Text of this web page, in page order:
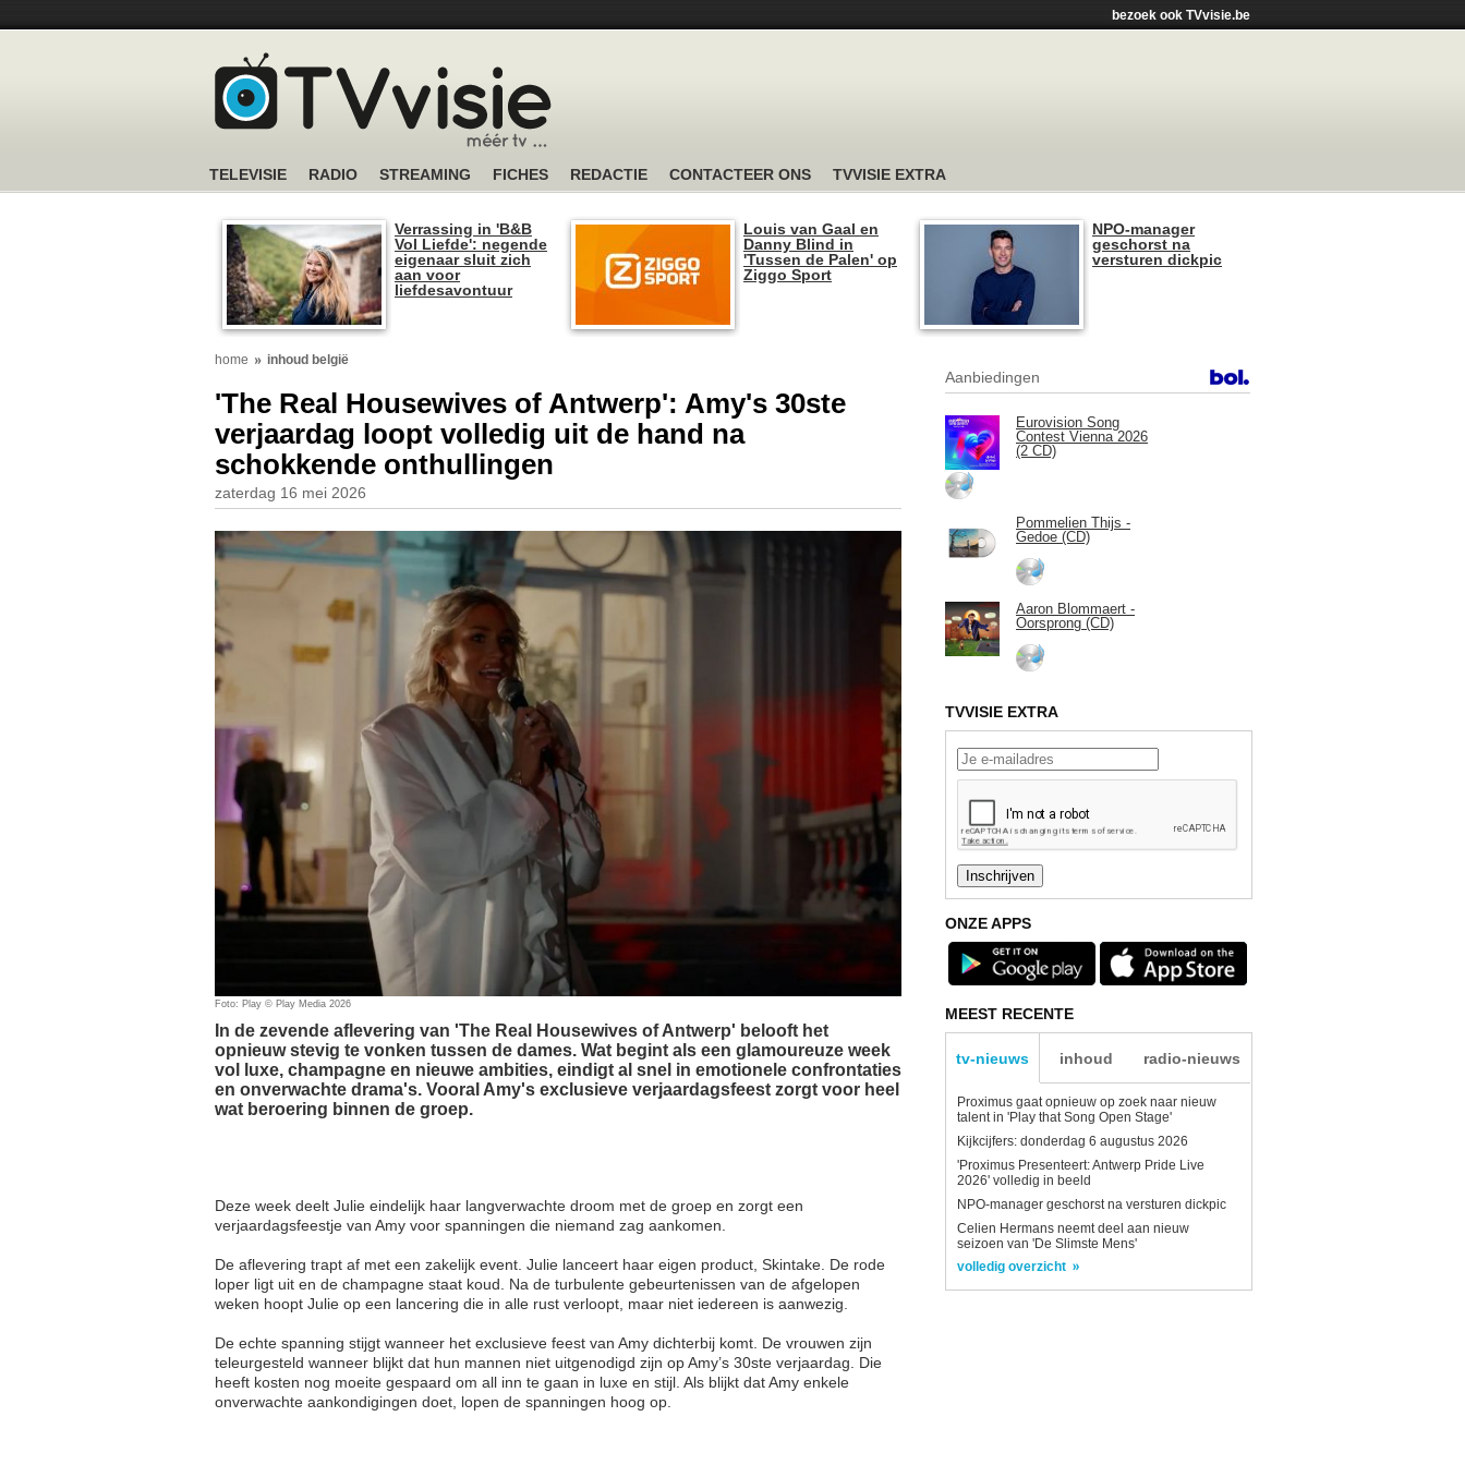
bezoek ook TVvisie.be
TELEVISIE RADIO STREAMING FICHES REDACTIE CONTACTEER ONS TVVISIE EXTRA
Verrassing in 'B&B
Vol Liefde': negende
eigenaar sluit zich
aan voor
liefdesavontuur
Louis van Gaal en
Danny Blind in
'Tussen de Palen' op
Ziggo Sport
NPO-manager
geschorst na
versturen dickpic
home inhoud belgië
'The Real Housewives of Antwerp': Amy's 30ste
verjaardag loopt volledig uit de hand na
schokkende onthullingen
zaterdag 16 mei 2026
Foto: Play © Play Media 2026
In de zevende aflevering van 'The Real Housewives of Antwerp' belooft het
opnieuw stevig te vonken tussen de dames. Wat begint als een glamoureuze week
vol luxe, champagne en nieuwe ambities, eindigt al snel in emotionele confrontaties
en onverwachte drama's. Vooral Amy's exclusieve verjaardagsfeest zorgt voor heel
wat beroering binnen de groep.
Deze week deelt Julie eindelijk haar langverwachte droom met de groep en zorgt een
verjaardagsfeestje van Amy voor spanningen die niemand zag aankomen.
De aflevering trapt af met een zakelijk event. Julie lanceert haar eigen product, Skintake. De rode
loper ligt uit en de champagne staat koud. Na de turbulente gebeurtenissen van de afgelopen
weken hoopt Julie op een lancering die in alle rust verloopt, maar niet iedereen is aanwezig.
De echte spanning stijgt wanneer het exclusieve feest van Amy dichterbij komt. De vrouwen zijn
teleurgesteld wanneer blijkt dat hun mannen niet uitgenodigd zijn op Amy’s 30ste verjaardag. Die
heeft kosten nog moeite gespaard om all inn te gaan in luxe en stijl. Als blijkt dat Amy enkele
onverwachte aankondigingen doet, lopen de spanningen hoog op.
Aanbiedingen
Eurovision Song
Contest Vienna 2026
(2 CD)
Pommelien Thijs -
Gedoe (CD)
Aaron Blommaert -
Oorsprong (CD)
TVVISIE EXTRA
ONZE APPS
MEEST RECENTE
tv-nieuws inhoud radio-nieuws
Proximus gaat opnieuw op zoek naar nieuw
talent in 'Play that Song Open Stage'
Kijkcijfers: donderdag 6 augustus 2026
'Proximus Presenteert: Antwerp Pride Live
2026' volledig in beeld
NPO-manager geschorst na versturen dickpic
Celien Hermans neemt deel aan nieuw
seizoen van 'De Slimste Mens'
volledig overzicht